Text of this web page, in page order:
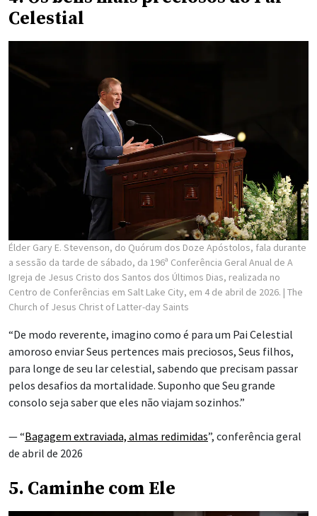
Celestial
Élder Gary E. Stevenson, do Quórum dos Doze Apóstolos, fala durante
a sessão da tarde de sábado, da 196ª Conferência Geral Anual de A
Igreja de Jesus Cristo dos Santos dos Últimos Dias, realizada no
Centro de Conferências em Salt Lake City, em 4 de abril de 2026. | The
Church of Jesus Christ of Latter-day Saints
“De modo reverente, imagino como é para um Pai Celestial
amoroso enviar Seus pertences mais preciosos, Seus filhos,
para longe de seu lar celestial, sabendo que precisam passar
pelos desafios da mortalidade. Suponho que Seu grande
consolo seja saber que eles não viajam sozinhos.”
— “Bagagem extraviada, almas redimidas”, conferência geral
de abril de 2026
5. Caminhe com Ele